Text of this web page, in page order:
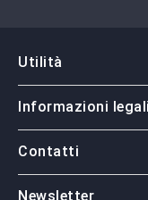
Utilità
Informazioni legali
Contatti
Newsletter